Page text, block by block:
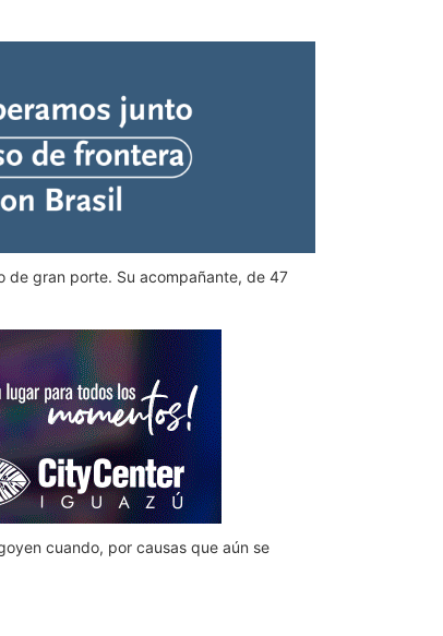
de gran porte. Su acompañante, de 47
cuando, por causas que aún se